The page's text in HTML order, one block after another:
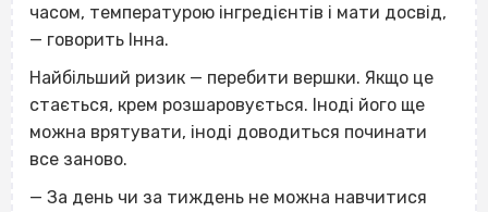
часом, температурою інгредієнтів і мати досвід,
— говорить Інна.
Найбільший ризик — перебити вершки. Якщо це
стається, крем розшаровується. Іноді його ще
можна врятувати, іноді доводиться починати
все заново.
— За день чи за тиждень не можна навчитися